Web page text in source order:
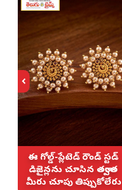
ఈ గోల్డ్-ప్లేటెడ్ రౌండ్ స్టడ్
డిజైన్లను చూసిన తర్వాత
మీరు చూపు తిప్పుకోలేరు